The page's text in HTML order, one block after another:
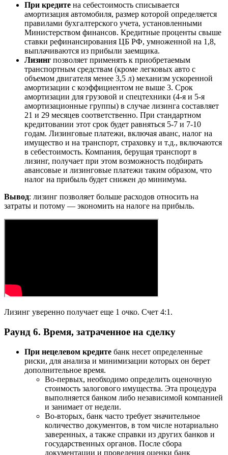
При кредите на себестоимость списывается
амортизация автомобиля, размер которой определяется
правилами бухгалтерского учета, установленными
Министерством финансов. Кредитные проценты свыше
ставки рефинансирования ЦБ РФ, умноженной на 1,8,
выплачиваются из прибыли заемщика.
Лизинг позволяет применять к приобретаемым
транспортным средствам (кроме легковых авто с
объемом двигателя менее 3,5 л) механизм ускоренной
амортизации с коэффициентом не выше 3. Срок
амортизации для грузовой и спецтехники (4-я и 5-я
амортизационные группы) в случае лизинга составляет
21 и 29 месяцев соответственно. При стандартном
кредитовании этот срок будет равняться 5-7 и 7-10
годам. Лизинговые платежи, включая аванс, налог на
имущество и на транспорт, страховку и т.д., включаются
в себестоимость. Компания, берущая транспорт в
лизинг, получает при этом возможность подбирать
авансовые и лизинговые платежи таким образом, что
налог на прибыль будет снижен до минимума.
Вывод: лизинг позволяет больше расходов относить на
затраты и потому — экономить на налоге на прибыль.
Лизинг уверенно получает еще 1 очко. Счет 4:1.
Раунд 6. Время, затраченное на сделку
При нецелевом кредите банк несет определенные
риски, для анализа и минимизации которых он берет
дополнительное время.
Во-первых, необходимо определить оценочную
стоимость залогового имущества. Эта процедура
выполняется банком либо независимой компанией
и занимает от недели.
Во-вторых, банк часто требует значительное
количество документов, в том числе нотариально
заверенных, а также справки из других банков и
государственных органов. После сбора
документации и проведения оценки банк